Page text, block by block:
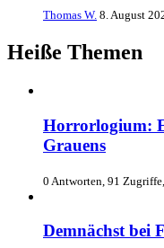
Thomas W. 8. August
Heiße Themen
Horrorlogium:
Grauens
0 Antworten, 91
Demnächst bei